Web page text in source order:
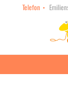
Telefon